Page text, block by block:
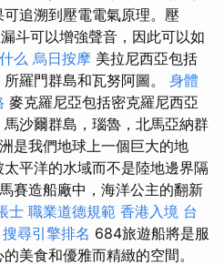
追溯到壓電電氣原理。壓
斗可以增強聲音，因此可以如
么 烏日按摩 美拉尼西亞包括
羅門群島和瓦努阿圖。 身體
麥克羅尼亞包括密克羅尼西亞
沙爾群島，瑙魯，北馬亞納群
是我們地球上一個巨大的地
平洋的水域而不是陸地邊界隔
賽造船廠中，海洋公主的翻新
士 職業道德規範 香港入境 台
搜尋引擎排名 684旅遊船將是服
美食和優雅而精緻的空間。